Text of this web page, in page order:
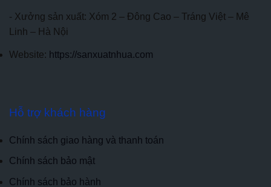
- Xưởng sản xuất: Xóm 2 – Đông Cao – Tráng Việt – Mê
Linh – Hà Nội
Website: https://sanxuatnhua.com
Hỗ trợ khách hàng
Chính sách giao hàng và thanh toán
Chính sách bảo mật
Chính sách bảo hành